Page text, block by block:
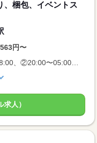
梱包、イベントス
円〜
[派遣]①08:00〜17:00、09:00〜18:00、②20:00〜05:00、21:00〜06:00
人）